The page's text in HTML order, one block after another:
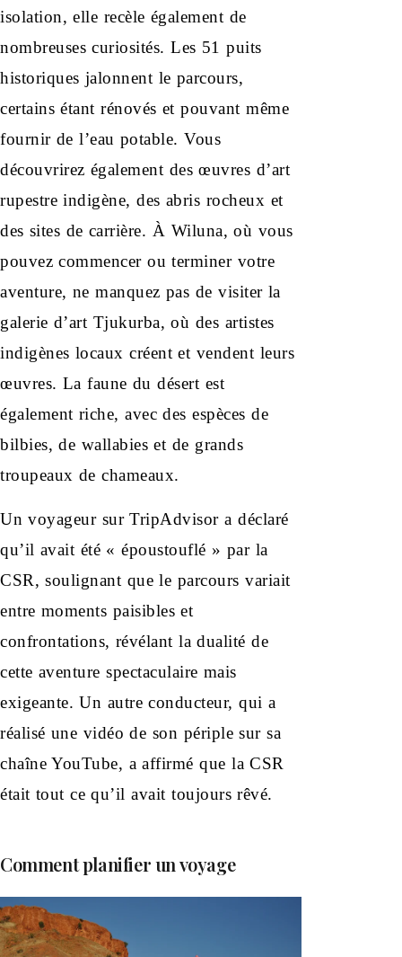
isolation, elle recèle également de
nombreuses curiosités. Les 51 puits
historiques jalonnent le parcours,
certains étant rénovés et pouvant même
fournir de l’eau potable. Vous
découvrirez également des œuvres d’art
rupestre indigène, des abris rocheux et
des sites de carrière. À Wiluna, où vous
pouvez commencer ou terminer votre
aventure, ne manquez pas de visiter la
galerie d’art Tjukurba, où des artistes
indigènes locaux créent et vendent leurs
œuvres. La faune du désert est
également riche, avec des espèces de
bilbies, de wallabies et de grands
troupeaux de chameaux.
Un voyageur sur TripAdvisor a déclaré
qu’il avait été « époustouflé » par la
CSR, soulignant que le parcours variait
entre moments paisibles et
confrontations, révélant la dualité de
cette aventure spectaculaire mais
exigeante. Un autre conducteur, qui a
réalisé une vidéo de son périple sur sa
chaîne YouTube, a affirmé que la CSR
était tout ce qu’il avait toujours rêvé.
Comment planifier un voyage